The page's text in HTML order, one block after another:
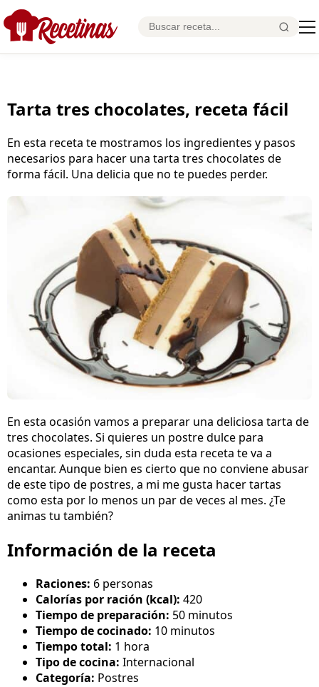
Tarta tres chocolates, receta fácil
En esta receta te mostramos los ingredientes y pasos
necesarios para hacer una tarta tres chocolates de
forma fácil. Una delicia que no te puedes perder.
En esta ocasión vamos a preparar una deliciosa tarta de
tres chocolates. Si quieres un postre dulce para
ocasiones especiales, sin duda esta receta te va a
encantar. Aunque bien es cierto que no conviene abusar
de este tipo de postres, a mi me gusta hacer tartas
como esta por lo menos un par de veces al mes. ¿Te
animas tu también?
Información de la receta
Raciones: 6 personas
Calorías por ración (kcal): 420
Tiempo de preparación: 50 minutos
Tiempo de cocinado: 10 minutos
Tiempo total: 1 hora
Tipo de cocina: Internacional
Categoría: Postres